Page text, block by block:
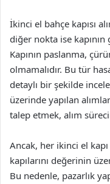
İkinci el bahçe kapısı
diğer nokta ise kapının
Kapının paslanma,
olmamalıdır. Bu tür
detaylı bir şekilde
üzerinde yapılan
talep etmek, alım
Ancak, her ikinci el kapı
kapılarını değerinin
Bu nedenle, pazarlık